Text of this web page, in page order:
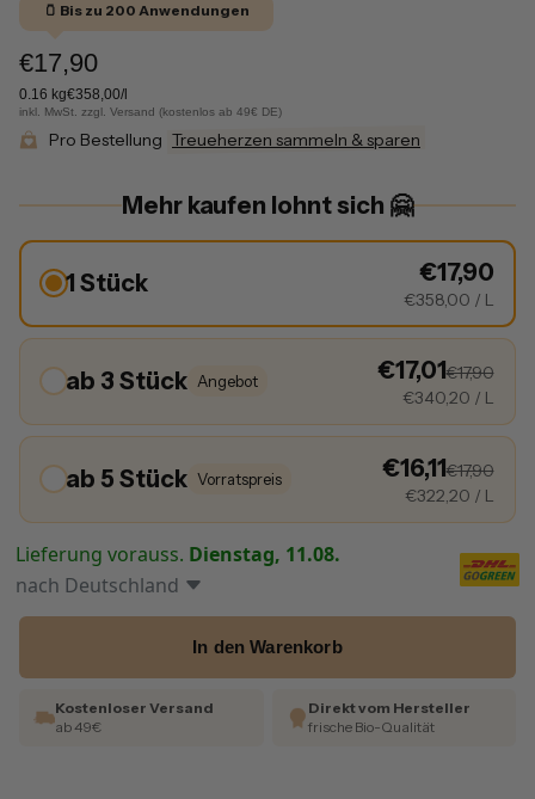
🫙 Bis zu 200 Anwendungen
€17,90
0.16 kg€358,00/l
inkl. MwSt. zzgl. Versand (kostenlos ab 49€ DE)
Pro Bestellung Treueherzen sammeln & sparen
Mehr kaufen lohnt sich 🤗
1 Stück €17,90
€358,00 / L
ab 3 Stück Angebot €17,01€17,90
€340,20 / L
ab 5 Stück Vorratspreis €16,11€17,90
€322,20 / L
Lieferung vorauss. Dienstag, 11.08.
nach Deutschland
In den Warenkorb
Kostenloser Versand
ab 49€
Direkt vom Hersteller
frische Bio-Qualität